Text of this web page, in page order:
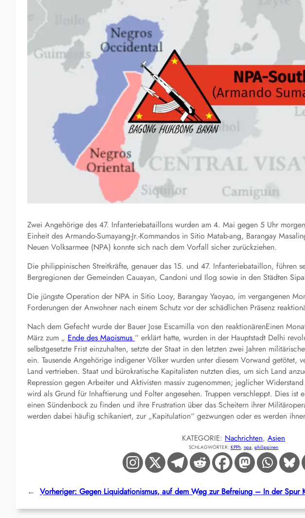
Zwei Angehörige des 47. Infanteriebataillons wurden am 4. Mai gegen 5 Uhr
Einheit des Armando-Sumayang-Jr.-Kommandos in Sitio Matab-ang, Barangay
Neuen Volksarmee (NPA) konnte sich nach dem Vorfall sicher zurückziehen.
Die philippinischen Streitkräfte, genauer das 15. und 47. Infanteriebataillon, führen
Bergregionen der Gemeinden Cauayan, Candoni und Ilog sowie in den Städten
Die jüngste Operation der NPA in Sitio Looy, Barangay Yaoyao, im vergangenen
Forderungen der Anwohner nach einem Schutz vor der schädlichen Präsenz
Nach dem Gefecht wurde der Bauer Jose Escamilla von den reaktionärenEinen
März zum „ Ende des Maoismus “ erklärt hatte, wurden in der Hauptstadt Delhi
selbstgesetzte Frist einzuhalten, setzte der Staat in den letzten zwei Jahren
ein. Tausende Angehörige indigener Völker wurden unter diesem Vorwand getötet,
Land vertrieben. Staat und bürokratische Kapitalisten nutzten dies, um sich Land
Repression gegen Arbeiter und Aktivisten massiv zugenommen; jeglicher
wird als Grund für Inhaftierung und Folter angesehen. Truppen verschleppt. Dies ist
einen Sündenbock zu finden und ihre Frustration über das Scheitern ihrer
werden dabei häufig schikaniert, zur „Kapitulation“ gezwungen oder es werden
KATEGORIE: Nachrichten, Asien
SCHLAGWÖRTER: KPPh, npa, philippinen
← Vorheriger: Gegen Liquidationismus, auf dem Weg zur Befreiung – In der Spur